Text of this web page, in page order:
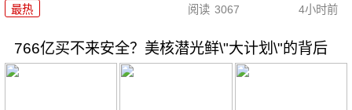
最热 阅读 3067 4小时前
766亿买不来安全？美核潜光鲜\"大计划\"的背后